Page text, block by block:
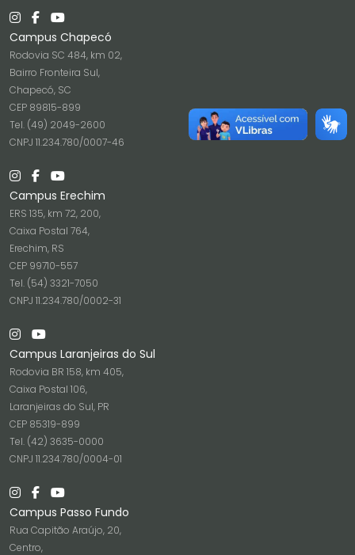
Campus Chapecó
Rodovia SC 484, km 02,
Bairro Fronteira Sul,
Chapecó, SC
CEP 89815-899
Tel. (49) 2049-2600
CNPJ 11.234.780/0007-46
Campus Erechim
ERS 135, km 72, 200,
Caixa Postal 764,
Erechim, RS
CEP 99710-557
Tel. (54) 3321-7050
CNPJ 11.234.780/0002-31
Campus Laranjeiras do Sul
Rodovia BR 158, km 405,
Caixa Postal 106,
Laranjeiras do Sul, PR
CEP 85319-899
Tel. (42) 3635-0000
CNPJ 11.234.780/0004-01
Campus Passo Fundo
Rua Capitão Araújo, 20,
Centro,